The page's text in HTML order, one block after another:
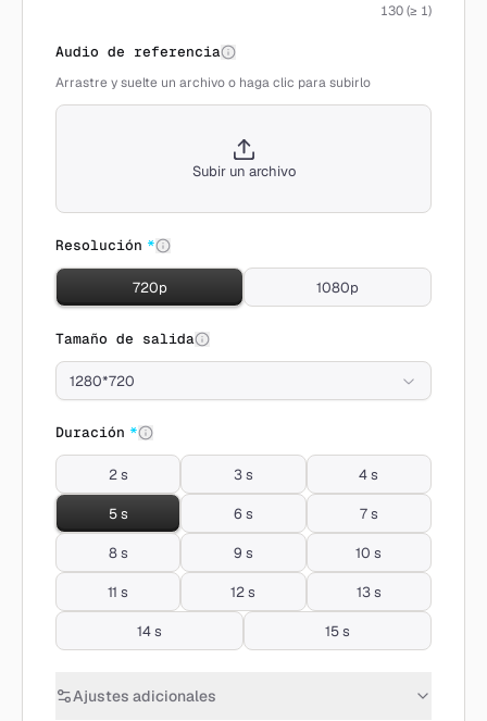
130 (≥ 1)
Audio de referencia
Arrastre y suelte un archivo o haga clic para subirlo
Subir un archivo
Resolución *
720p 1080p
Tamaño de salida
1280*720
Duración *
2 s 3 s 4 s
5 s 6 s 7 s
8 s 9 s 10 s
11 s 12 s 13 s
14 s 15 s
Ajustes adicionales